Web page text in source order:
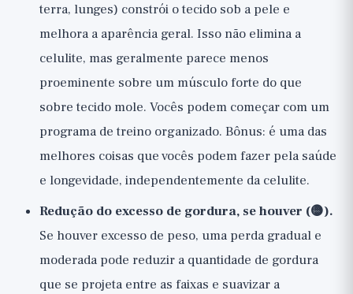
terra, lunges) constrói o tecido sob a pele e
melhora a aparência geral. Isso não elimina a
celulite, mas geralmente parece menos
proeminente sobre um músculo forte do que
sobre tecido mole. Vocês podem começar com um
programa de treino organizado. Bônus: é uma das
melhores coisas que vocês podem fazer pela saúde
e longevidade, independentemente da celulite.
Redução do excesso de gordura, se houver (🟡).
Se houver excesso de peso, uma perda gradual e
moderada pode reduzir a quantidade de gordura
que se projeta entre as faixas e suavizar a